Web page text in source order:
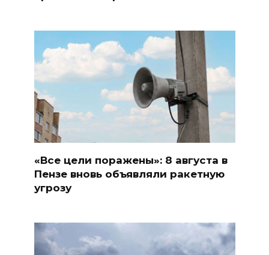
«Все цели поражены»: 8 августа в
Пензе вновь объявляли ракетную
угрозу